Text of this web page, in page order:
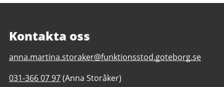
Kontakta oss
E-
till
anna.martina.storaker@funktionsstod.goteborg.se
Telefonnummer
031-366 07 97(Anna Storåker)